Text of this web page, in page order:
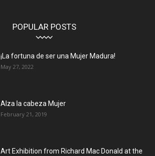
POPULAR POSTS
¡La fortuna de ser una Mujer Madura!
May 27, 2022
Alza la cabeza Mujer
February 21, 2019
Art Exhibition from Richard Mac Donald at the